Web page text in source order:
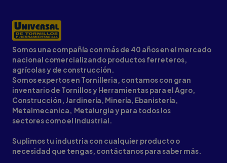
Somos una compañía con más de 40 años en el mercado
nacional comercializando productos ferreteros,
agrícolas y de construcción.
Somos expertos en Tornilleria, contamos con gran
inventario de Tornillos y Herramientas para el Agro,
Construcción, Jardinería, Minería, Ebanistería,
Metalmecanica, Metalurgia y para todos los
sectores como el Industrial.
Suplimos tu industria con cualquier producto o
necesidad que tengas, contáctanos para saber más.